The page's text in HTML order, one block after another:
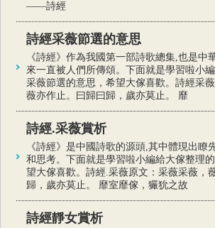
——詩經
詩經采薇節選的意思
《詩經》作為我國第一部詩歌總集,也是中
來一直被人們所傳頌。下面就是學習啦小
采薇節選的意思，希望大傢喜歡。詩經采
薇亦作止。曰歸曰歸，歲亦莫止。 靡
詩經.采薇賞析
《詩經》是中國詩歌的源頭,其中體現出瞭
和思考。下面就是學習啦小編給大傢整理
望大傢喜歡。詩經.采薇原文：采薇采薇，
歸，歲亦莫止。 靡室靡傢，玁狁之故
詩經靜女賞析